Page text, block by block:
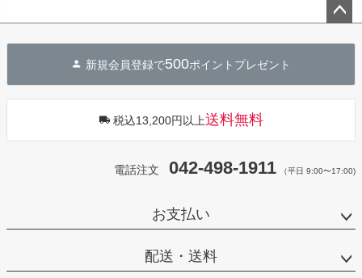
へ
新規会員登録で500ポイントプレゼント
税込13,200円以上送料無料
電話注文 042-498-1911 （平日 9:00〜17:00)
お支払い
配送・送料